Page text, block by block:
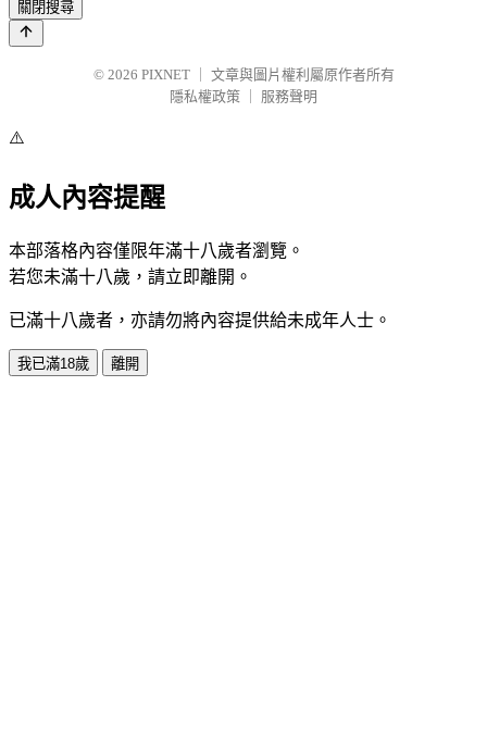
關閉搜尋
© 2026 PIXNET
文章與圖片權利屬原作者所有
隱私權政策
服務聲明
⚠️
成人內容提醒
本部落格內容僅限年滿十八歲者瀏覽。
若您未滿十八歲，請立即離開。
已滿十八歲者，亦請勿將內容提供給未成年人士。
我已滿18歲 離開